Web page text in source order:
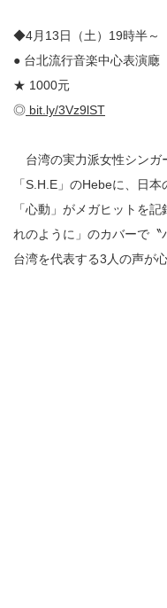
◆4月13日（土）19時半～
● 台北流行音楽中心表演廰
★ 1000元
◎ bit.ly/3Vz9lST
台湾の実力派女性シンガ
「S.H.E」のHebeに、日
「心動」がメガヒットを
れのように」のカバーで〝
台湾を代表する3人の声が